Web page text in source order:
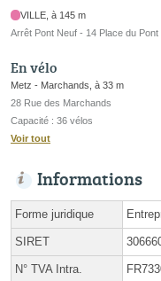
VILLE, à 145 m
Arrêt Pont Neuf - 14 Place du Pont
En vélo
Metz - Marchands, à 33 m
28 Rue des Marchands
Capacité : 36 vélos
Voir tout
Informations
Forme juridique
SIRET
N° TVA Intra.